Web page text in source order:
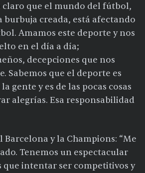
claro que el mundo del fútbol,
burbuja creada, está afectando
Amamos este deporte y nos
en el día a día;
decepciones que nos
Sabemos que el deporte es
gente y es de las pocas cosas
alegrías. Esa responsabilidad
y la Champions: “Me
Tenemos un espectacular
que intentar ser competitivos y